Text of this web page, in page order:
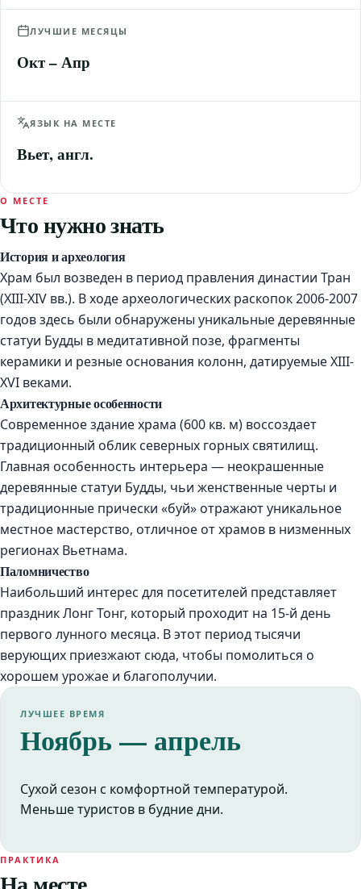
ЛУЧШИЕ МЕСЯЦЫ
Окт – Апр
ЯЗЫК НА МЕСТЕ
Вьет, англ.
О МЕСТЕ
Что нужно знать
История и археология
Храм был возведен в период правления династии Тран
(XIII-XIV вв.). В ходе археологических раскопок 2006-2007
годов здесь были обнаружены уникальные деревянные
статуи Будды в медитативной позе, фрагменты
керамики и резные основания колонн, датируемые XIII-
XVI веками.
Архитектурные особенности
Современное здание храма (600 кв. м) воссоздает
традиционный облик северных горных святилищ.
Главная особенность интерьера — неокрашенные
деревянные статуи Будды, чьи женственные черты и
традиционные прически «буй» отражают уникальное
местное мастерство, отличное от храмов в низменных
регионах Вьетнама.
Паломничество
Наибольший интерес для посетителей представляет
праздник Лонг Тонг, который проходит на 15-й день
первого лунного месяца. В этот период тысячи
верующих приезжают сюда, чтобы помолиться о
хорошем урожае и благополучии.
ЛУЧШЕЕ ВРЕМЯ
Ноябрь — апрель
Сухой сезон с комфортной температурой.
Меньше туристов в будние дни.
ПРАКТИКА